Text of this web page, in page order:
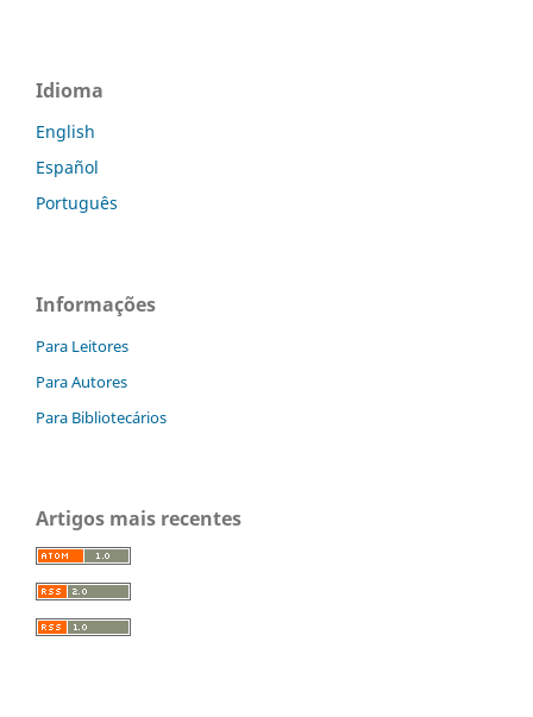
Idioma
English
Español
Português
Informações
Para Leitores
Para Autores
Para Bibliotecários
Artigos mais recentes